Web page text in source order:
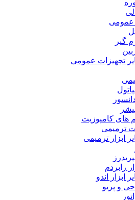
عمومی
گیر
تجهیزات عمومی
های کامپوزیت
ترمیمی
ابزار ترمیمی
رابردم
ابزار اندو
و پریو